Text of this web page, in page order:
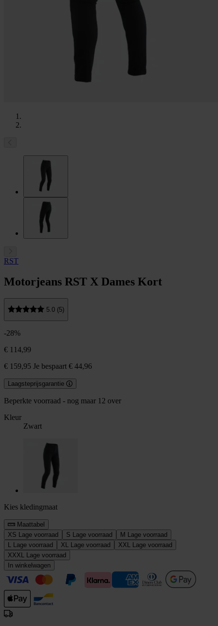
RST
Motorjeans RST X Dames Kort
5.0 (5)
-28%
€ 114,99
€ 159,95 Je bespaart € 44,96
Laagsteprijsgarantie
Beperkte voorraad - nog maar 12 over
Kleur
Zwart
Kies kledingmaat
Maattabel
XS Lage voorraad S Lage voorraad M Lage voorraad
L Lage voorraad XL Lage voorraad XXL Lage voorraad
XXXL Lage voorraad
In winkelwagen